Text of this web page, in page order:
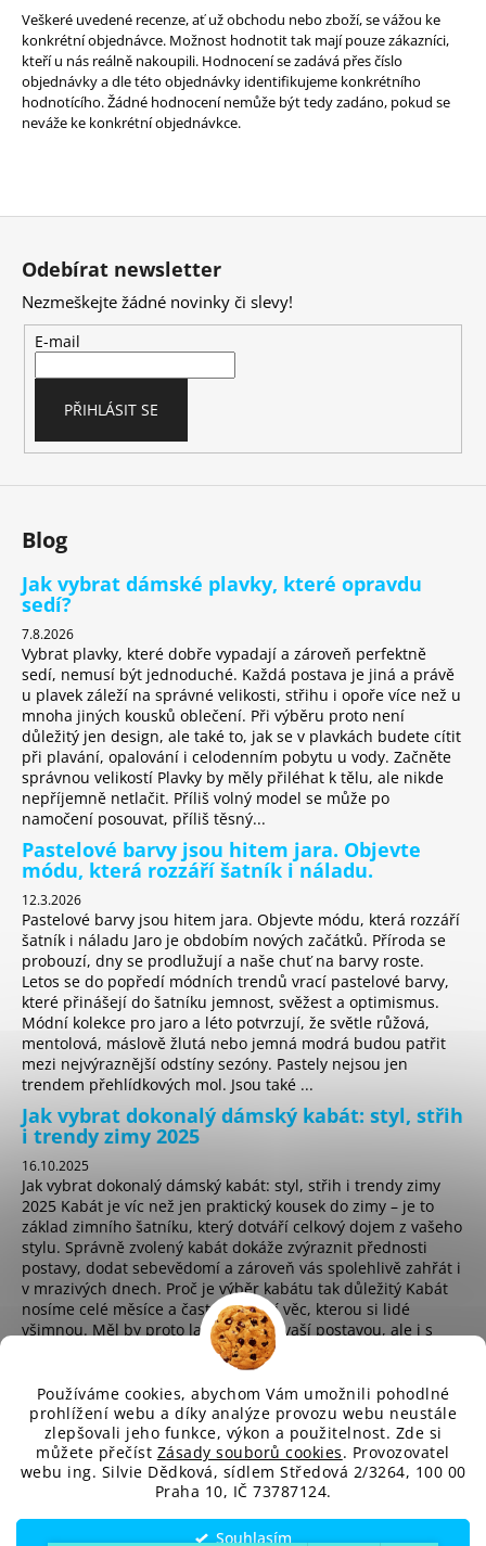
Používáme cookies, abychom Vám umožnili pohodlné
prohlížení webu a díky analýze provozu webu neustále
zlepšovali jeho funkce, výkon a použitelnost. Zde si
můžete přečíst Zásady souborů cookies. Provozovatel
webu ing. Silvie Dědková, sídlem Středová 2/3264, 100 00
Praha 10, IČ 73787124.
Souhlasím
Veškeré uvedené recenze, ať už obchodu nebo zboží, se vážou ke
konkrétní objednávce. Možnost hodnotit tak mají pouze zákazníci,
kteří u nás reálně nakoupili. Hodnocení se zadává přes číslo
objednávky a dle této objednávky identifikujeme konkrétního
hodnotícího. Žádné hodnocení nemůže být tedy zadáno, pokud se
neváže ke konkrétní objednávkce.
Odebírat newsletter
Nezmeškejte žádné novinky či slevy!
E-mail
PŘIHLÁSIT SE
Blog
Jak vybrat dámské plavky, které opravdu
sedí?
7.8.2026
Vybrat plavky, které dobře vypadají a zároveň perfektně
sedí, nemusí být jednoduché. Každá postava je jiná a právě
u plavek záleží na správné velikosti, střihu i opoře více než u
mnoha jiných kousků oblečení. Při výběru proto není
důležitý jen design, ale také to, jak se v plavkách budete cítit
při plavání, opalování i celodenním pobytu u vody. Začněte
správnou velikostí Plavky by měly přiléhat k tělu, ale nikde
nepříjemně netlačit. Příliš volný model se může po
namočení posouvat, příliš těsný...
Pastelové barvy jsou hitem jara. Objevte
módu, která rozzáří šatník i náladu.
12.3.2026
Pastelové barvy jsou hitem jara. Objevte módu, která rozzáří
šatník i náladu Jaro je obdobím nových začátků. Příroda se
probouzí, dny se prodlužují a naše chuť na barvy roste.
Letos se do popředí módních trendů vrací pastelové barvy,
které přinášejí do šatníku jemnost, svěžest a optimismus.
Módní kolekce pro jaro a léto potvrzují, že světle růžová,
mentolová, máslově žlutá nebo jemná modrá budou patřit
mezi nejvýraznější odstíny sezóny. Pastely nejsou jen
trendem přehlídkových mol. Jsou také ...
Jak vybrat dokonalý dámský kabát: styl, střih
i trendy zimy 2025
16.10.2025
Jak vybrat dokonalý dámský kabát: styl, střih i trendy zimy
2025 Kabát je víc než jen praktický kousek do zimy – je to
základ zimního šatníku, který dotváří celkový dojem z vašeho
stylu. Správně zvolený kabát dokáže zvýraznit přednosti
postavy, dodat sebevědomí a zároveň vás spolehlivě zahřát i
v mrazivých dnech. Proč je výběr kabátu tak důležitý Kabát
nosíme celé měsíce a často je první věc, kterou si lidé
všimnou. Měl by proto ladit nejen s vaší postavou, ale i s
osobním stylem a životním t...
sd